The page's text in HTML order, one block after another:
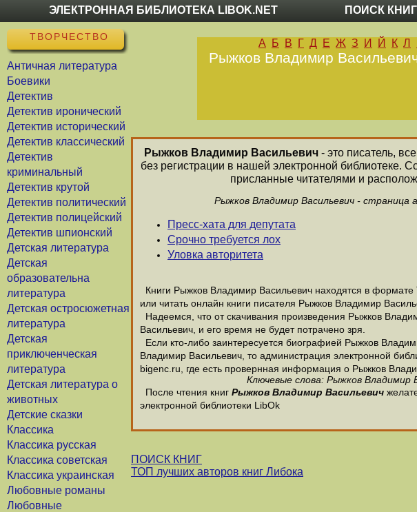
ЭЛЕКТРОННАЯ БИБЛИОТЕКА LIBOK.NET ПОИСК КНИГ
ТВОРЧЕСТВО
Античная литература
Боевики
Детектив
Детектив иронический
Детектив исторический
Детектив классический
Детектив
криминальный
Детектив крутой
Детектив политический
Детектив полицейский
Детектив шпионский
Детская литература
Детская
образовательна
литература
Детская остросюжетная
литература
Детская
приключенческая
литература
Детская литература о
животных
Детские сказки
Классика
Классика русская
Классика советская
Классика украинская
Любовные романы
Любовные
А Б В Г Д Е Ж З И Й К Л
Рыжков Владимир
Рыжков Владимир Васильевич- это писатель,
без регистрации в нашей электронной
присланные читателями и
Рыжков Владимир Васильевич - страница
Пресс-хата для депутата
Срочно требуется лох
Уловка авторитета
Книги Рыжков Владимир Васильевич находятся в
или читать онлайн книги писателя Рыжков Владимир
Надеемся, что от скачивания произведения Рыжков
Васильевич, и его время не будет потрачено зря.
Если кто-либо заинтересуется биографией Рыжков
Владимир Васильевич, то администрация электронной
bigenc.ru, где есть провернная информация о Рыжков
Ключевые слова: Рыжков Владимир
После чтения книг Рыжков Владимир Васильевич
электронной библиотеки LibOk
ПОИСК КНИГ
ТОП лучших авторов книг Либока